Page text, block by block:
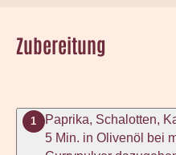
Zubereitung
1
Paprika, Schalotten,
5 Min. in Olivenöl bei